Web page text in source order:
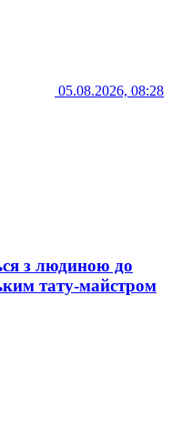
05.08.2026, 08:28
з людиною до
тату-майстром